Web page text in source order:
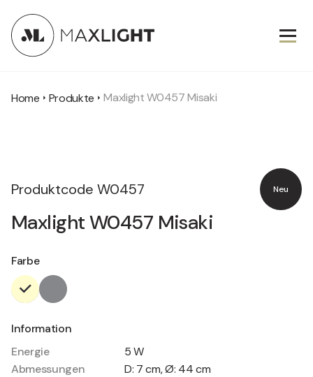
Home Produkte Maxlight W0457 Misaki
Produktcode W0457 Neu
Maxlight W0457 Misaki
Farbe
Information
Energie
5 W
Abmessungen
D: 7 cm, Ø: 44 cm